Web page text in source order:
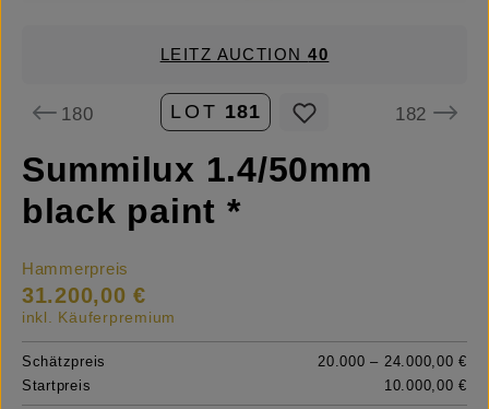
LEITZ AUCTION40
180 LOT 181 182
Summilux 1.4/50mm
black paint *
Hammerpreis
31.200,00 €
inkl. Käuferpremium
Schätzpreis
20.000 – 24.000,00 €
Startpreis
10.000,00 €